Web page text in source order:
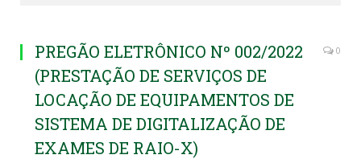
PREGÃO ELETRÔNICO Nº 002/2022
(PRESTAÇÃO DE SERVIÇOS DE
LOCAÇÃO DE EQUIPAMENTOS DE
SISTEMA DE DIGITALIZAÇÃO DE
EXAMES DE RAIO-X)
0